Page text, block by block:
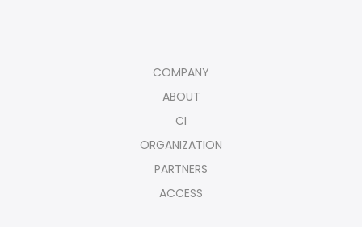
COMPANY
ABOUT
CI
ORGANIZATION
PARTNERS
ACCESS